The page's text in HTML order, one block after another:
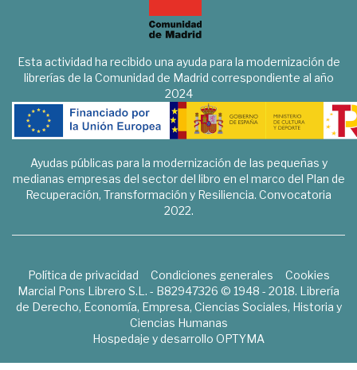
Esta actividad ha recibido una ayuda para la modernización de
librerías de la Comunidad de Madrid correspondiente al año
2024
Ayudas públicas para la modernización de las pequeñas y
medianas empresas del sector del libro en el marco del Plan de
Recuperación, Transformación y Resiliencia. Convocatoria
2022.
Política de privacidad Condiciones generales
Cookies
Marcial Pons Librero S.L. - B82947326 © 1948 - 2018. Librería
de Derecho, Economía, Empresa, Ciencias Sociales, Historia y
Ciencias Humanas
Hospedaje y desarrollo OPTYMA